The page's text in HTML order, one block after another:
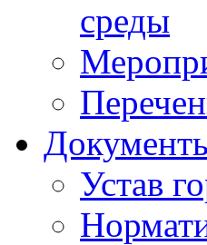
среды
Устав